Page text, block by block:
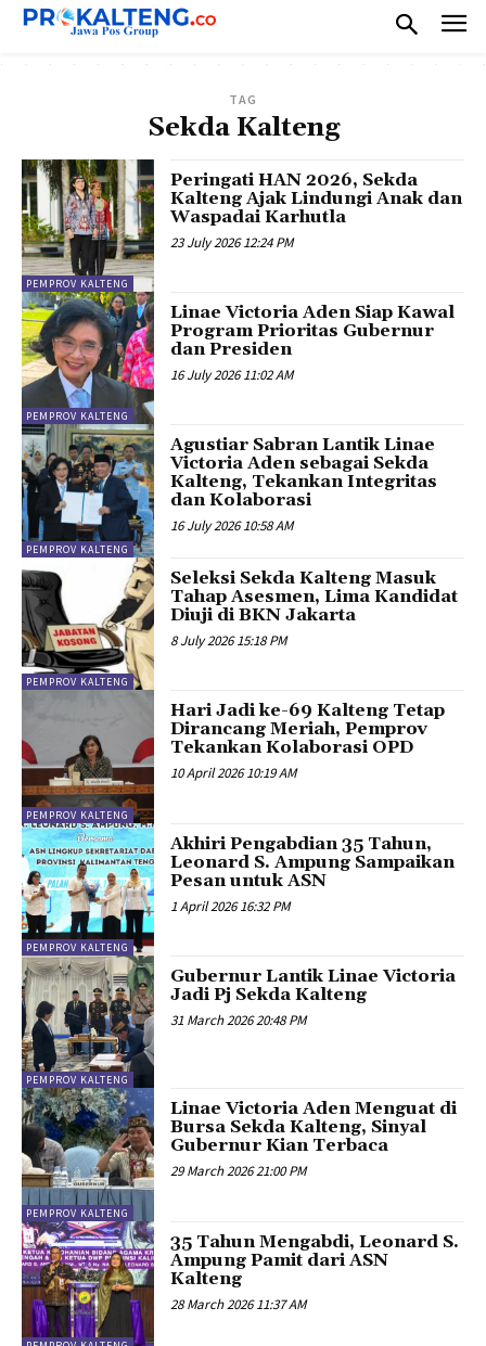
TAG
Sekda Kalteng
PEMPROV KALTENG
Peringati HAN 2026, Sekda
Kalteng Ajak Lindungi Anak dan
Waspadai Karhutla
23 July 2026 12:24 PM
PEMPROV KALTENG
Linae Victoria Aden Siap Kawal
Program Prioritas Gubernur
dan Presiden
16 July 2026 11:02 AM
PEMPROV KALTENG
Agustiar Sabran Lantik Linae
Victoria Aden sebagai Sekda
Kalteng, Tekankan Integritas
dan Kolaborasi
16 July 2026 10:58 AM
PEMPROV KALTENG
Seleksi Sekda Kalteng Masuk
Tahap Asesmen, Lima Kandidat
Diuji di BKN Jakarta
8 July 2026 15:18 PM
PEMPROV KALTENG
Hari Jadi ke-69 Kalteng Tetap
Dirancang Meriah, Pemprov
Tekankan Kolaborasi OPD
10 April 2026 10:19 AM
PEMPROV KALTENG
Akhiri Pengabdian 35 Tahun,
Leonard S. Ampung Sampaikan
Pesan untuk ASN
1 April 2026 16:32 PM
PEMPROV KALTENG
Gubernur Lantik Linae Victoria
Jadi Pj Sekda Kalteng
31 March 2026 20:48 PM
PEMPROV KALTENG
Linae Victoria Aden Menguat di
Bursa Sekda Kalteng, Sinyal
Gubernur Kian Terbaca
29 March 2026 21:00 PM
35 Tahun Mengabdi, Leonard S.
Ampung Pamit dari ASN
Kalteng
28 March 2026 11:37 AM